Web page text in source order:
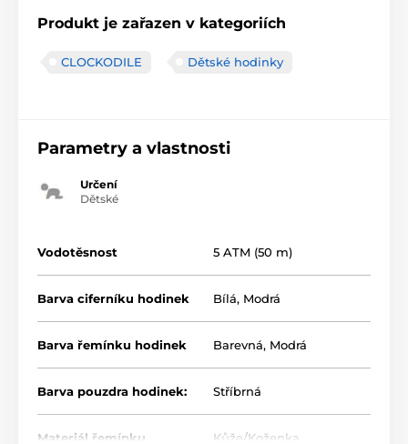
Produkt je zařazen v kategoriích
CLOCKODILE Dětské hodinky
Parametry a vlastnosti
Určení
Dětské
Vodotěsnost 5 ATM (50 m)
Barva ciferníku hodinek Bílá, Modrá
Barva řemínku hodinek Barevná, Modrá
Barva pouzdra hodinek: Stříbrná
Materiál řemínku Kůže/Koženka